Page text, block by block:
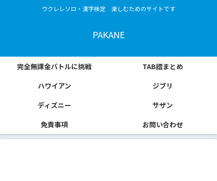
ウクレレソロ・漢字検定 楽しむためのサイトです
PAKANE
完全無課金バトルに挑戦
TAB譜まとめ
ハワイアン
ジブリ
ディズニー
サザン
免責事項
お問い合わせ